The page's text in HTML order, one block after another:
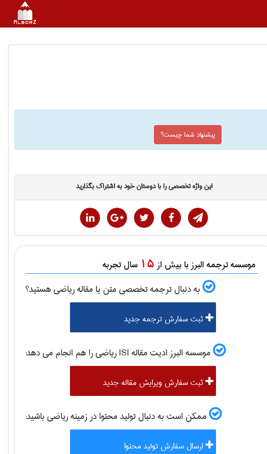
پیشنهاد شما چیست؟
این واژه تخصصی را با دوستان خود به اشتراک بگذارید
موسسه ترجمه البرز با بیش از 15 سال تجربه
به دنبال ترجمه تخصصی متن یا مقالهرياضیهستید؟
ثبت سفارش ترجمه جدید
موسسه البرز ادیت مقاله ISI رياضیرا هم انجام می دهد:
ثبت سفارش ویرایش مقاله جدید
ممکن است به دنبال تولید محتوا در زمینهرياضیباشید:
ارسال سفارش تولید محتوا